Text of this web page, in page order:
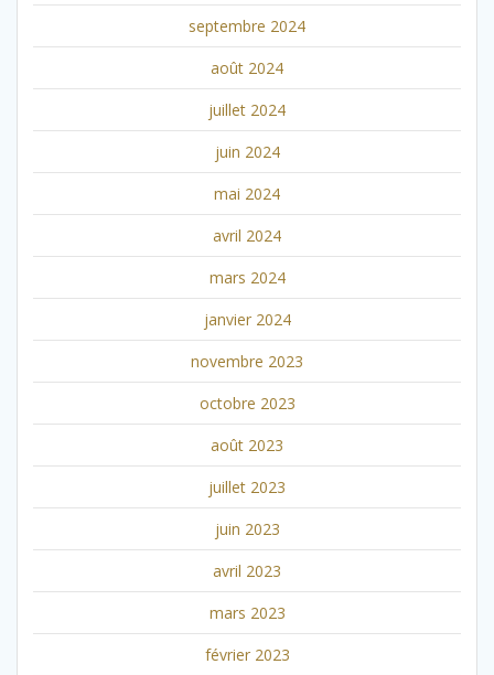
septembre 2024
août 2024
juillet 2024
juin 2024
mai 2024
avril 2024
mars 2024
janvier 2024
novembre 2023
octobre 2023
août 2023
juillet 2023
juin 2023
avril 2023
mars 2023
février 2023